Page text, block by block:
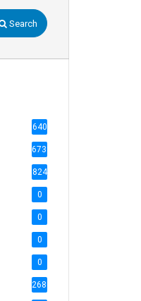
Search
640
6738
824
0
0
0
0
2686